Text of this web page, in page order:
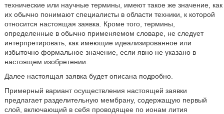
технические или научные термины, имеют такое же значение, как
их обычно понимают специалисты в области техники, к которой
относится настоящая заявка. Кроме того, термины,
определенные в обычно применяемом словаре, не следует
интерпретировать, как имеющие идеализированное или
избыточно формальное значение, если явно не указано в
настоящем изобретении.
Далее настоящая заявка будет описана подробно.
Примерный вариант осуществления настоящей заявки
предлагает разделительную мембрану, содержащую первый
слой, включающий в себя проводящее по ионам лития